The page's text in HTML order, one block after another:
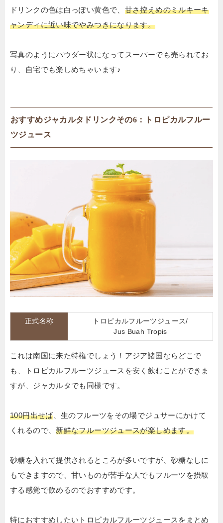
ドリンクの色は白っぽい黄色で、 甘さ控えめのミルキーキ
ャンディに近い味でやみつきになります。
写真のようにパウダー状になってスーパーでも売られてお
り、自宅でも楽しめちゃいます♪
おすすめジャカルタドリンクその6：トロピカルフルー
ツジュース
正式名称
トロピカルフルーツジュース/
Jus Buah Tropis
これは南国に来た特権でしょう！アジア諸国ならどこで
も、トロピカルフルーツジュースを安く飲むことができま
すが、ジャカルタでも同様です。
100円出せば、生のフルーツをその場でジュサーにかけて
くれるので、新鮮なフルーツジュースが楽しめます。
砂糖を入れて提供されるところが多いですが、砂糖なしに
もできますので、甘いものが苦手な人でもフルーツを摂取
する感覚で飲めるのでおすすめです。
特におすすめしたいトロピカルフルーツジュースをまとめ